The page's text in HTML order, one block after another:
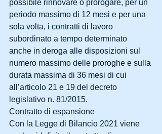
possibile rinnovare o prorogare, per un
periodo massimo di 12 mesi e per una
sola volta, i contratti di lavoro
subordinato a tempo determinato
anche in deroga alle disposizioni sul
numero massimo delle proroghe e sulla
durata massima di 36 mesi di cui
all’articolo 21 e 19 del decreto
legislativo n. 81/2015.
Contratto di espansione
Con la Legge di Bilancio 2021 viene